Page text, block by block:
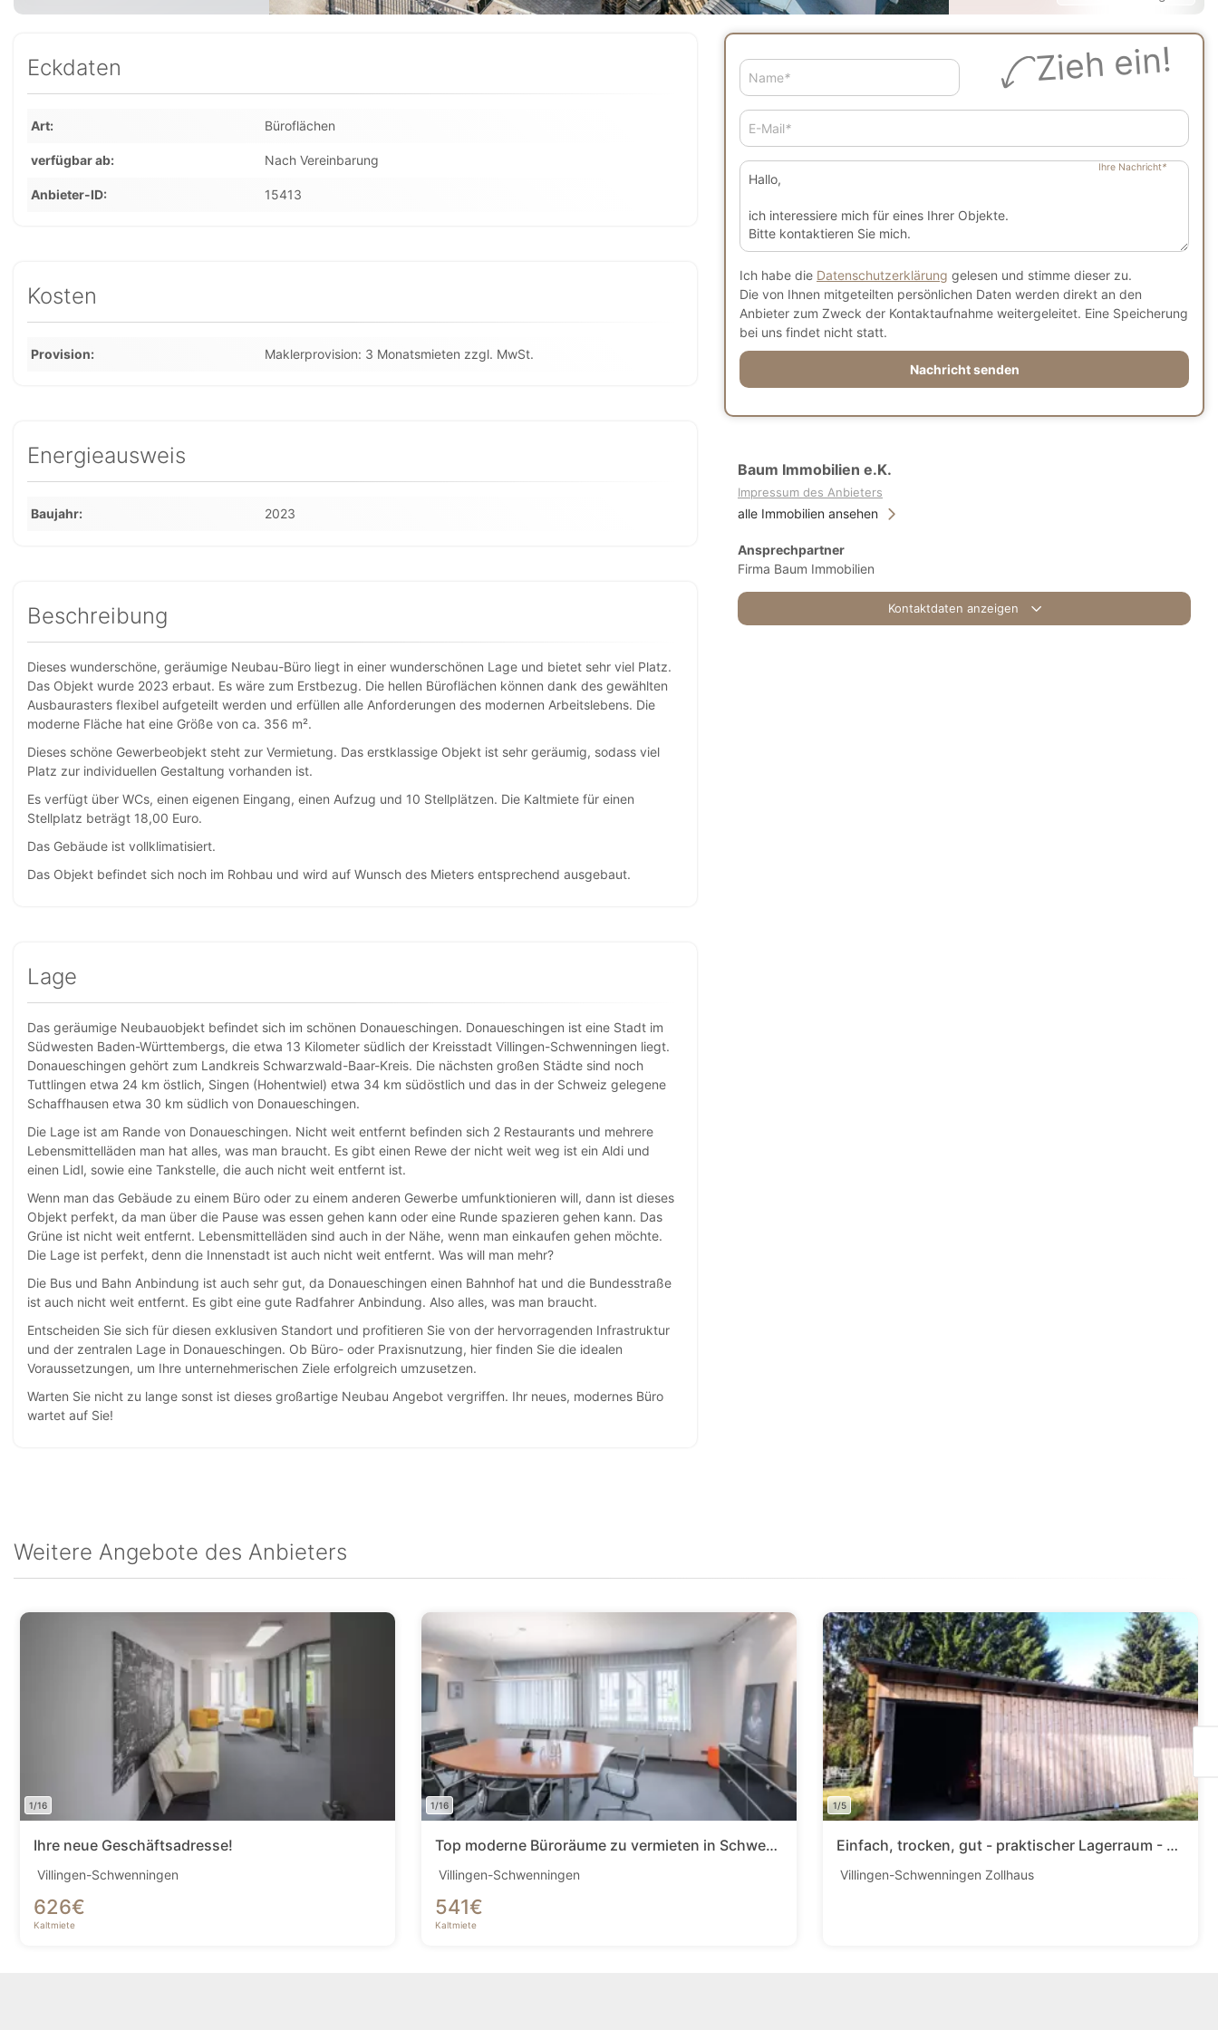
Zieh ein!
Name*
E-Mail*
Ihre Nachricht*
Ich habe die Datenschutzerklärung gelesen und stimme dieser zu.
Die von Ihnen mitgeteilten persönlichen Daten werden direkt an den
Anbieter zum Zweck der Kontaktaufnahme weitergeleitet. Eine Speicherung
bei uns findet nicht statt.
Nachricht senden
Baum Immobilien e.K.
Impressum des Anbieters
alle Immobilien ansehen
Ansprechpartner
Firma Baum Immobilien
Kontaktdaten anzeigen
Eckdaten
Art Büroflächen
verfügbar ab Nach Vereinbarung
Anbieter-ID 15413
Kosten
Provision Maklerprovision: 3 Monatsmieten zzgl. MwSt.
Energieausweis
Baujahr 2023
Beschreibung
Dieses wunderschöne, geräumige Neubau-Büro liegt in einer wunderschönen Lage und bietet sehr viel Platz.
Das Objekt wurde 2023 erbaut. Es wäre zum Erstbezug. Die hellen Büroflächen können dank des gewählten
Ausbaurasters flexibel aufgeteilt werden und erfüllen alle Anforderungen des modernen Arbeitslebens. Die
moderne Fläche hat eine Größe von ca. 356 m².
Dieses schöne Gewerbeobjekt steht zur Vermietung. Das erstklassige Objekt ist sehr geräumig, sodass viel
Platz zur individuellen Gestaltung vorhanden ist.
Es verfügt über WCs, einen eigenen Eingang, einen Aufzug und 10 Stellplätzen. Die Kaltmiete für einen
Stellplatz beträgt 18,00 Euro.
Das Gebäude ist vollklimatisiert.
Das Objekt befindet sich noch im Rohbau und wird auf Wunsch des Mieters entsprechend ausgebaut.
Lage
Das geräumige Neubauobjekt befindet sich im schönen Donaueschingen. Donaueschingen ist eine Stadt im
Südwesten Baden-Württembergs, die etwa 13 Kilometer südlich der Kreisstadt Villingen-Schwenningen liegt.
Donaueschingen gehört zum Landkreis Schwarzwald-Baar-Kreis. Die nächsten großen Städte sind noch
Tuttlingen etwa 24 km östlich, Singen (Hohentwiel) etwa 34 km südöstlich und das in der Schweiz gelegene
Schaffhausen etwa 30 km südlich von Donaueschingen.
Die Lage ist am Rande von Donaueschingen. Nicht weit entfernt befinden sich 2 Restaurants und mehrere
Lebensmittelläden man hat alles, was man braucht. Es gibt einen Rewe der nicht weit weg ist ein Aldi und
einen Lidl, sowie eine Tankstelle, die auch nicht weit entfernt ist.
Wenn man das Gebäude zu einem Büro oder zu einem anderen Gewerbe umfunktionieren will, dann ist dieses
Objekt perfekt, da man über die Pause was essen gehen kann oder eine Runde spazieren gehen kann. Das
Grüne ist nicht weit entfernt. Lebensmittelläden sind auch in der Nähe, wenn man einkaufen gehen möchte.
Die Lage ist perfekt, denn die Innenstadt ist auch nicht weit entfernt. Was will man mehr?
Die Bus und Bahn Anbindung ist auch sehr gut, da Donaueschingen einen Bahnhof hat und die Bundesstraße
ist auch nicht weit entfernt. Es gibt eine gute Radfahrer Anbindung. Also alles, was man braucht.
Entscheiden Sie sich für diesen exklusiven Standort und profitieren Sie von der hervorragenden Infrastruktur
und der zentralen Lage in Donaueschingen. Ob Büro- oder Praxisnutzung, hier finden Sie die idealen
Voraussetzungen, um Ihre unternehmerischen Ziele erfolgreich umzusetzen.
Warten Sie nicht zu lange sonst ist dieses großartige Neubau Angebot vergriffen. Ihr neues, modernes Büro
wartet auf Sie!
Weitere Angebote des Anbieters
1/16
Ihre neue Geschäftsadresse!
Villingen-Schwenningen
626€
Kaltmiete
1/16
Top moderne Büroräume zu vermieten in Schwenningen!
Villingen-Schwenningen
541€
Kaltmiete
1/5
Einfach, trocken, gut - praktischer Lagerraum - Kaltlager zischen und Villingen
Villingen-Schwenningen Zollhaus